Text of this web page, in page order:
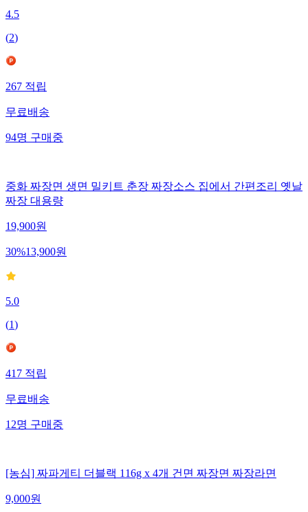
4.5
(2)
267 적립
무료배송
94명 구매중
중화 짜장면 생면 밀키트 춘장 짜장소스 집에서 간편조리 옛날
짜장 대용량
19,900원
30%13,900원
5.0
(1)
417적립
무료배송
12명구매중
[농심] 짜파게티 더블랙 116g x 4개 건면 짜장면 짜장라면
9,000원